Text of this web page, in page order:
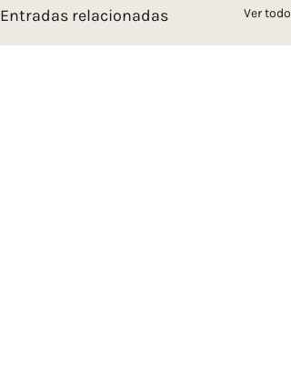
Entradas relacionadas Ver todo